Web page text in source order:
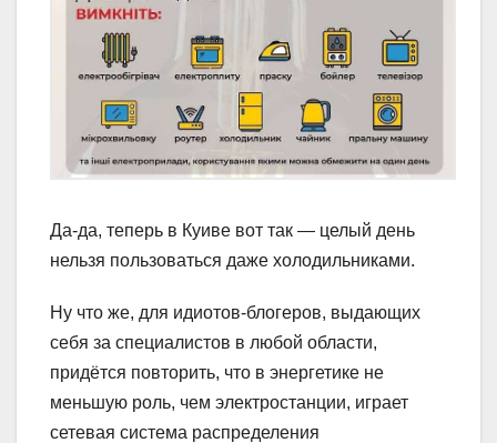
Да-да, теперь в Куиве вот так — целый день
нельзя пользоваться даже холодильниками.
Ну что же, для идиотов-блогеров, выдающих
себя за специалистов в любой области,
придётся повторить, что в энергетике не
меньшую роль, чем электростанции, играет
сетевая система распределения